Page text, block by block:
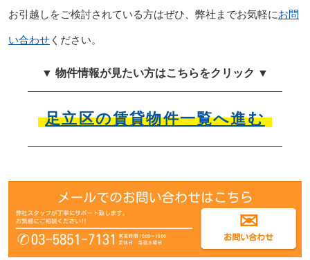
お引越しをご検討されている方はぜひ、弊社までお気軽にお問
い合わせください。
▼ 物件情報が見たい方はこちらをクリック ▼
足立区の賃貸物件一覧へ進む